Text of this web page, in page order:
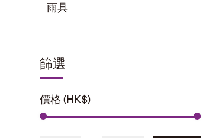
雨具
篩選
價格 (HK$)